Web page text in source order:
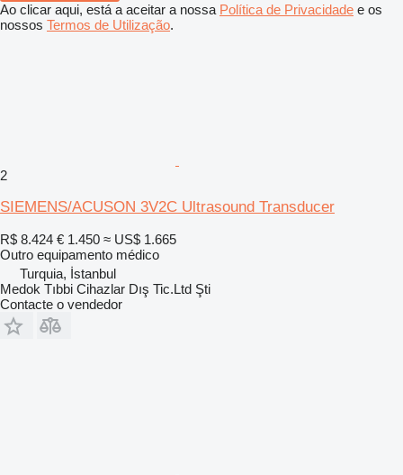
Ao clicar aqui, está a aceitar a nossa Política de Privacidade e os
nossos Termos de Utilização.
2
SIEMENS/ACUSON 3V2C Ultrasound Transducer
R$ 8.424 € 1.450 ≈ US$ 1.665
Outro equipamento médico
Turquia, İstanbul
Medok Tıbbi Cihazlar Dış Tic.Ltd Şti
Contacte o vendedor